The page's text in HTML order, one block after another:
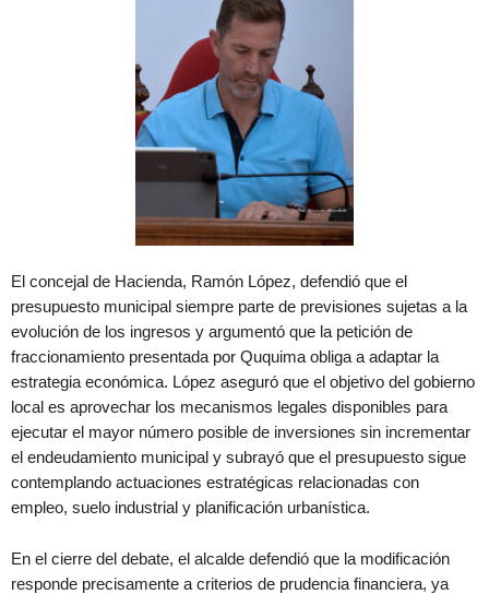
El concejal de Hacienda, Ramón López, defendió que el
presupuesto municipal siempre parte de previsiones sujetas a la
evolución de los ingresos y argumentó que la petición de
fraccionamiento presentada por Ququima obliga a adaptar la
estrategia económica. López aseguró que el objetivo del gobierno
local es aprovechar los mecanismos legales disponibles para
ejecutar el mayor número posible de inversiones sin incrementar
el endeudamiento municipal y subrayó que el presupuesto sigue
contemplando actuaciones estratégicas relacionadas con
empleo, suelo industrial y planificación urbanística.
En el cierre del debate, el alcalde defendió que la modificación
responde precisamente a criterios de prudencia financiera, ya